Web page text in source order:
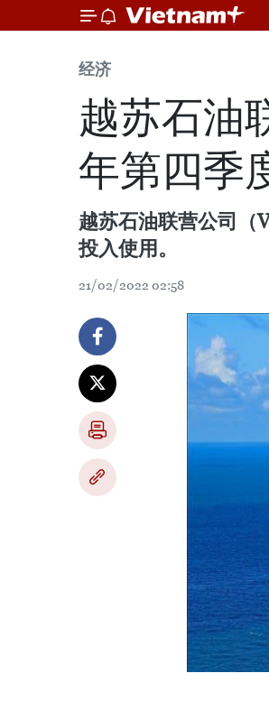
经济
越苏石油
年第四季
越苏石油联营公司（
投入使用。 ​
21/02/2022 02:58